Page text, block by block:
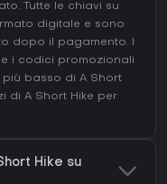
Tutte le chiavi su
digitale e sono
dopo il pagamento. I
i codici promozionali
basso di A Short
di A Short Hike per
Hike su